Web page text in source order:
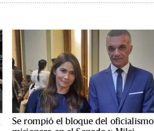
Se rompió el bloque del oficialismo